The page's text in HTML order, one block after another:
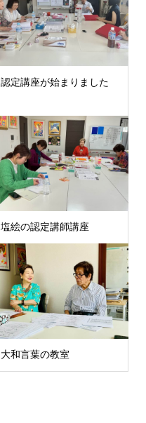
認定講座が始まりました
塩絵の認定講師講座
大和言葉の教室